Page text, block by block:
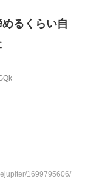
るくらい自
1699795606/